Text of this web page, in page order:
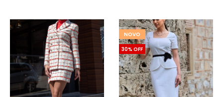
NOVO
30% OFF